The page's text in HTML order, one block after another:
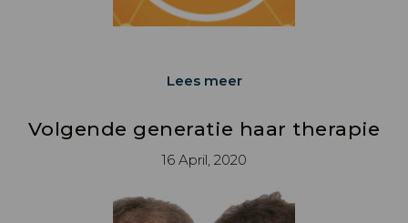
Lees meer
Volgende generatie haar therapie
16 April, 2020